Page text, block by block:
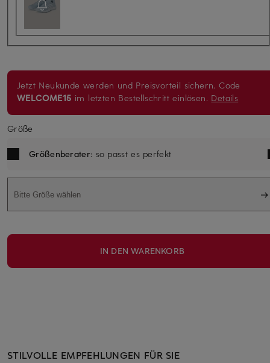
Jetzt Neukunde werden und Preisvorteil sichern. Code
WELCOME15 im letzten Bestellschritt einlösen. Details
Größe
Größenberater: so passt es perfekt
Bitte Größe wählen
IN DEN WARENKORB
STILVOLLE EMPFEHLUNGEN FÜR SIE